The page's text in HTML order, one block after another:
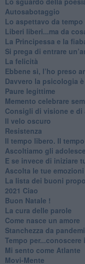
Autosabotaggio
​Lo aspettavo da tempo
​Liberi liberi...ma da
​La Principessa e la
Si prega di entrare
​La felicità
​Ebbene sì, l’ho preso
​Davvero la psicologia
Paure legittime
​Memento celebrare
​Consigli di visione e di
​Il velo oscuro
Resistenza
​Il tempo libero. Il
Ascoltiamo gli
​E se invece di iniziare
​Ascolta le tue
​La lista dei buoni
2021 Ciao
Buon Natale !
​La cura delle parole
​Come nasce un amore
Stanchezza da
​Tempo per...conoscere
​Mi sento come Atlante
​Movi-Mente